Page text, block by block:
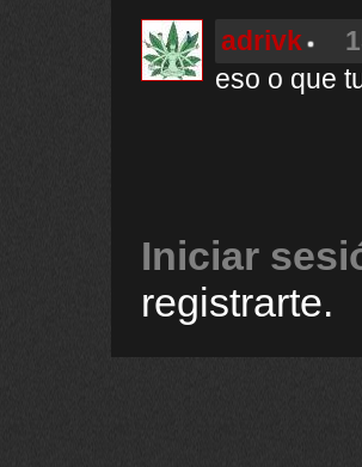
adrivk
eso o que
Iniciar
registrarte.